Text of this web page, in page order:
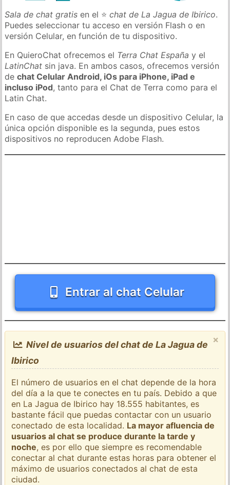
Sala de chat gratis en el ⭐chat de La Jagua de Ibirico.
Puedes seleccionar tu acceso en versión Flash o en
versión Celular, en función de tu dispositivo.
En QuieroChat ofrecemos el Terra Chat España y el
LatinChat sin java. En ambos casos, ofrecemos versión
dechat Celular Android, iOs para iPhone, iPad e
incluso iPod, tanto para el Chat de Terra como para el
Latin Chat.
En caso de que accedas desde un dispositivo Celular, la
única opción disponible es la segunda, pues estos
dispositivos no reproducen Adobe Flash.
Entrar al chat Celular
×
Nivel de usuarios del chat de La Jagua de
Ibirico
El número de usuarios en el chat depende de la hora
del día a la que te conectes en tu país. Debido a que
en La Jagua de Ibirico hay 18.555 habitantes, es
bastante fácil que puedas contactar con un usuario
conectado de esta localidad. La mayor afluencia de
usuarios al chat se produce durante la tarde y
noche, es por ello que siempre es recomendable
conectar al chat durante estas horas para obtener el
máximo de usuarios conectados al chat de esta
ciudad.